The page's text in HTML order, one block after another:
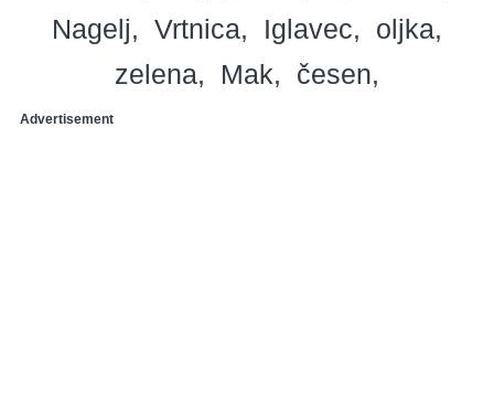
Nagelj
Vrtnica Iglavec
oljka
zelena
Mak česen
Advertisement